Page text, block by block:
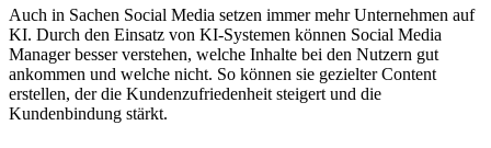
Auch in Sachen Social Media setzen immer mehr Unternehmen auf
KI. Durch den Einsatz von KI-Systemen können Social Media
Manager besser verstehen, welche Inhalte bei den Nutzern gut
ankommen und welche nicht. So können sie gezielter Content
erstellen, der die Kundenzufriedenheit steigert und die
Kundenbindung stärkt.